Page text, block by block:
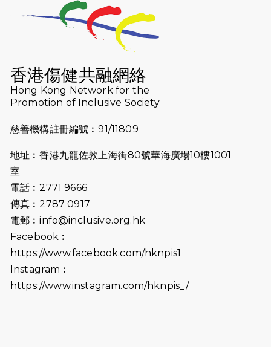
2026-07-23
猛龍長跑隊恆常練習 - 7月23日
（19:00開始）
猛龍長跑隊恆常練習 - 7月16日
2026-07-10
【猛龍戈壁118公里分享暨香港傷健共
融網絡15周年晚宴】
2026-07-09
猛龍長跑隊恆常練習 - 7月9日（19:00
2026-07-02
2026-06-25
（19:00開始）
2026-06-18
猛龍長跑隊恆常練習 - 6月18日
2026-06-11
猛龍長跑隊恆常練習 - 6月11日（19:00
香港傷健共融網絡
Hong Kong Network for the
Promotion of Inclusive Society
慈善機構註冊編號︰91/11809
地址︰香港九龍佐敦上海街80號華海廣場10樓1001
室
電話︰2771 9666
傳真︰2787 0917
電郵︰info@inclusive.org.hk
Facebook︰
https://www.facebook.com/hknpis1
Instagram︰
https://www.instagram.com/hknpis_/